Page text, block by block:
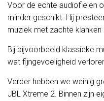
Voor de echte audiofielen
minder geschikt. Hij
muziek met zachte
Bij bijvoorbeeld klassieke
wat fijngevoeligheid
Verder hebben we weinig
JBL Xtreme 2. Binnen zijn